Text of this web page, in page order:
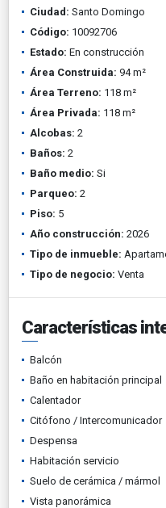
Ciudad: Santo Domingo
Código: 10092706
Estado: En construcción
Área Construida: 94 m²
Área Terreno: 118 m²
Área Privada: 118 m²
Alcobas: 2
Baños: 2
Baño medio: Si
Parqueo: 2
Piso: 5
Año construcción: 2026
Tipo de inmueble:
Tipo de negocio: Venta
Características
Balcón
Baño en habitación principal
Calentador
Citófono / Intercomunicador
Despensa
Habitación servicio
Suelo de cerámica / mármol
Vista panorámica